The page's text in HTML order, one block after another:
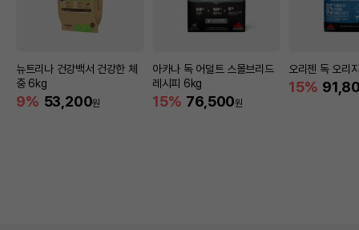
뉴트리나 건강백서 건강한 체
중 6kg
9% 53,200원
아카나 독 어덜트 스몰브리드
레시피 6kg
15% 76,500원
오리젠 독 오리
15%